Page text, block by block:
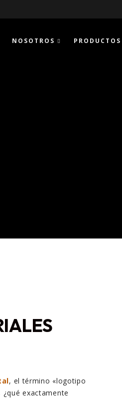
NOSOTROS PRODUCTOS
, el término «logotipo
exactamente